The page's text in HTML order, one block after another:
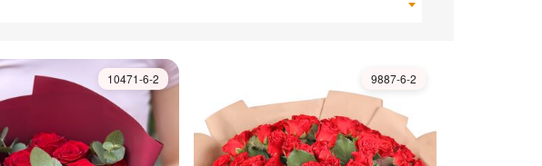
10471-6-2 9887-6-2